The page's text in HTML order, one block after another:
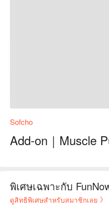
Sofcho
Add-on｜Muscle
พิเศษเฉพาะกับ
ดูสิทธิพิเศษสำหรับสมาชิกเลย